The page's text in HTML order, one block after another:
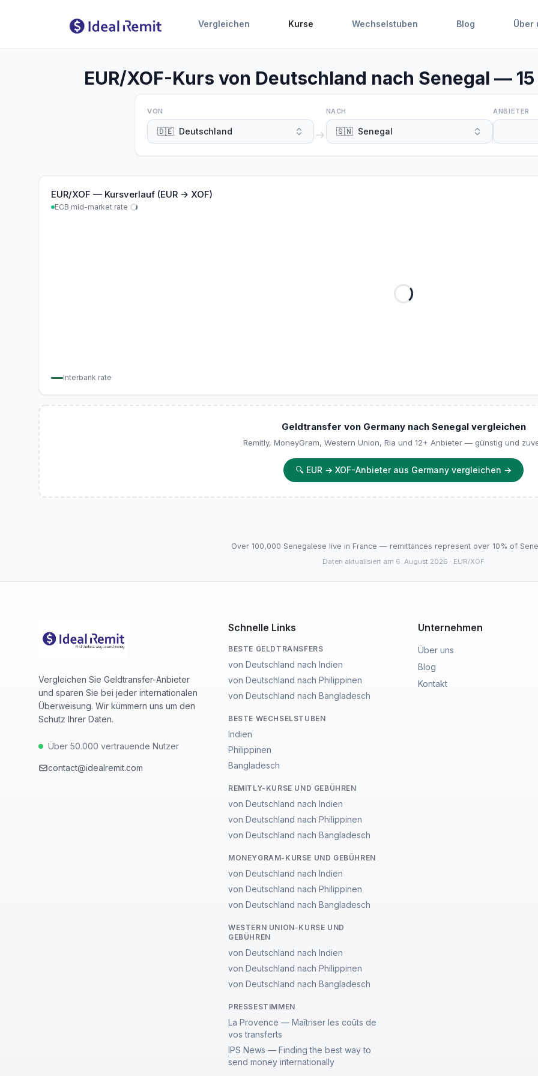
Vergleichen Kurse Wechselstuben Blog Über
EUR/XOF-Kurs von Deutschland nach Senegal —
VON
🇩🇪 Deutschland
NACH
🇸🇳 Senegal
ANBIETER
EUR/XOF — Kursverlauf (EUR → XOF)
ECB mid-market rate
Interbank rate
Geldtransfer von Germany nach Senegal vergleichen
Remitly, MoneyGram, Western Union, Ria und 12+ Anbieter — günstig und
🔍 EUR → XOF-Anbieter aus Germany vergleichen →
Over 100,000 Senegalese live in France — remittances represent over 10% of
Daten aktualisiert am 6. August 2026 · EUR/XOF
Vergleichen Sie Geldtransfer-Anbieter
und sparen Sie bei jeder internationalen
Überweisung. Wir kümmern uns um den
Schutz Ihrer Daten.
Über 50.000 vertrauende Nutzer
contact@idealremit.com
Schnelle Links
BESTE GELDTRANSFERS
von Deutschland nach Indien
von Deutschland nach Philippinen
von Deutschland nach Bangladesch
BESTE WECHSELSTUBEN
Indien
Philippinen
Bangladesch
REMITLY-KURSE UND GEBÜHREN
von Deutschland nach Indien
von Deutschland nach Philippinen
von Deutschland nach Bangladesch
MONEYGRAM-KURSE UND GEBÜHREN
von Deutschland nach Indien
von Deutschland nach Philippinen
von Deutschland nach Bangladesch
WESTERN UNION-KURSE UND
GEBÜHREN
von Deutschland nach Indien
von Deutschland nach Philippinen
von Deutschland nach Bangladesch
PRESSESTIMMEN
La Provence — Maîtriser les coûts de
vos transferts
IPS News — Finding the best way to
send money internationally
Unternehmen
Über uns
Blog
Kontakt